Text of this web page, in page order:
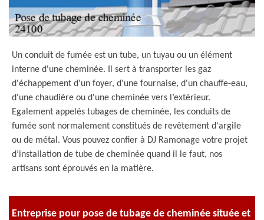
Un conduit de fumée est un tube, un tuyau ou un élément
interne d'une cheminée. Il sert à transporter les gaz
d'échappement d'un foyer, d'une fournaise, d'un chauffe-eau,
d'une chaudière ou d'une cheminée vers l’extérieur.
Egalement appelés tubages de cheminée, les conduits de
fumée sont normalement constitués de revêtement d'argile
ou de métal. Vous pouvez confier à DJ Ramonage votre projet
d’installation de tube de cheminée quand il le faut, nos
artisans sont éprouvés en la matière.
Entreprise pour pose de tubage de cheminée située et